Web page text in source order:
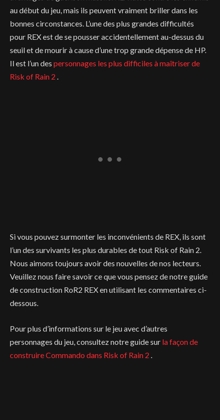
au début du jeu, mais ils peuvent vraiment briller dans les
bonnes circonstances. L’une des plus grandes difficultés
pour REX est de se pousser accidentellement au-dessus du
seuil et de mourir à cause d’une trop grande dépense de HP.
Il est l’un des personnages les plus difficiles à maîtriser de
Risk of Rain 2 .
Si vous pouvez surmonter les inconvénients de REX, ils sont
l’un des survivants les plus durables de tout Risk of Rain 2.
Nous aimons toujours avoir des nouvelles de nos lecteurs.
Veuillez nous faire savoir ce que vous pensez de notre guide
de construction RoR2 REX en utilisant les commentaires ci-
dessous.
Pour plus d’informations sur le jeu avec d’autres
personnages du jeu, consultez notre guide sur la façon de
construire Commando dans Risk of Rain 2 .